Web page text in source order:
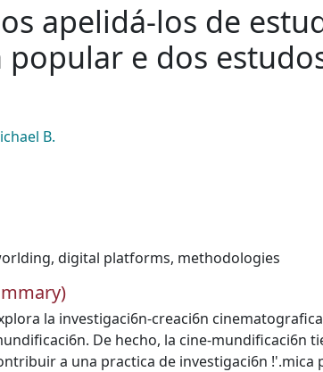
apelidá-los de
popular e dos
B.
, digital platforms, methodologies
la investigaci6n-creaci6n
De hecho, la cine-mundificaci6n
a una practica de investigaci6n !'.mica